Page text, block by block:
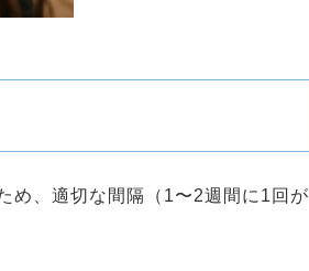
め、適切な間隔（1〜2週間に1回が